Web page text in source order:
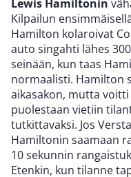
Lewis Hamiltonin
Kilpailun
Hamilton kolaroivat
auto singahti lähes
seinään, kun taas
normaalisti. Hamilton
aikasakon, mutta
puolestaan vietiin
tutkittavaksi. Jos
Hamiltonin saamaan
10 sekunnin
Etenkin, kun tilanne